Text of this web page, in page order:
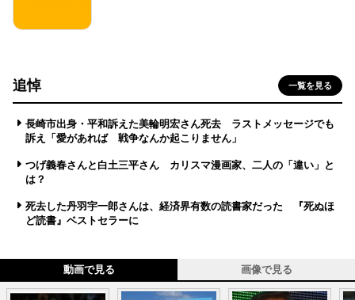
追悼 一覧を見る
長崎市出身・平和訴えた美輪明宏さん死去 ラストメッセージでも
訴え「愛があれば 戦争なんか起こりません」
つげ義春さんと白土三平さん カリスマ漫画家、二人の「違い」と
は？
死去した丹羽宇一郎さんは、経済界有数の読書家だった 『死ぬほ
ど読書』ベストセラーに
動画で見る 画像で見る